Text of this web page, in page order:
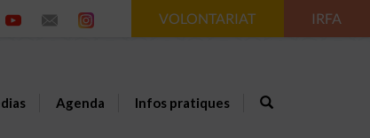
VOLONTARIAT IRFA
Agenda Infos pratiques